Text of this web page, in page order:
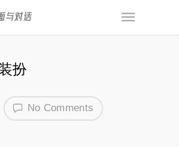
扮
No Comments